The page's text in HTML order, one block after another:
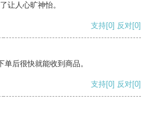
让人心旷神怡。
支持[0] 反对[0]
后很快就能收到商品。
支持[0] 反对[0]